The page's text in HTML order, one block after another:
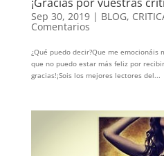
Sep 30, 2019| BLOG,
Comentarios
¿Qué puedo decir?Que me
que no puedo estar más feliz por
gracias!¡Sois los mejores lectores del...